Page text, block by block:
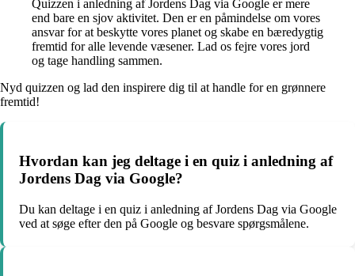
Quizzen i anledning af Jordens Dag via Google er mere
end bare en sjov aktivitet. Den er en påmindelse om vores
ansvar for at beskytte vores planet og skabe en bæredygtig
fremtid for alle levende væsener. Lad os fejre vores jord
og tage handling sammen.
Nyd quizzen og lad den inspirere dig til at handle for en grønnere
fremtid!
Hvordan kan jeg deltage i en quiz i anledning af
Jordens Dag via Google?
Du kan deltage i en quiz i anledning af Jordens Dag via Google
ved at søge efter den på Google og besvare spørgsmålene.